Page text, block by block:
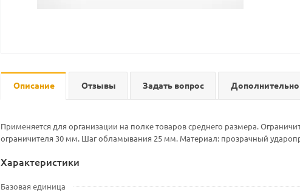
Описание Отзывы Задать вопрос Дополнительно
Применяется для организации на полке товаров среднего размера.
ограничителя 30 мм. Шаг обламывания 25 мм. Материал: прозрачный
Характеристики
Базовая единица